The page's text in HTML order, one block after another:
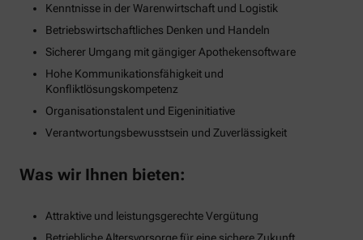
Kenntnisse in der Warenwirtschaft und Logistik
Betriebswirtschaftliches Denken und Handeln
Sicherer Umgang mit gängiger Apothekensoftware
Hohe Kommunikationsfähigkeit und
Konfliktlösungskompetenz
Organisationstalent und Eigeninitiative
Verantwortungsbewusstsein und Zuverlässigkeit
Was wir Ihnen bieten:
Attraktive und leistungsgerechte Vergütung
Betriebliche Altersvorsorge für eine sichere Zukunft